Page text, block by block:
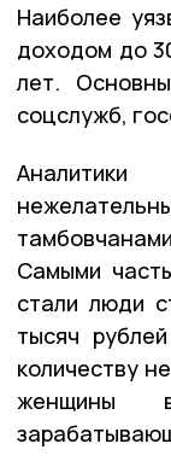
Наиболее
доходом до
лет.
соцслужб,
Самыми
стали люди
тысяч
количеству
женщины